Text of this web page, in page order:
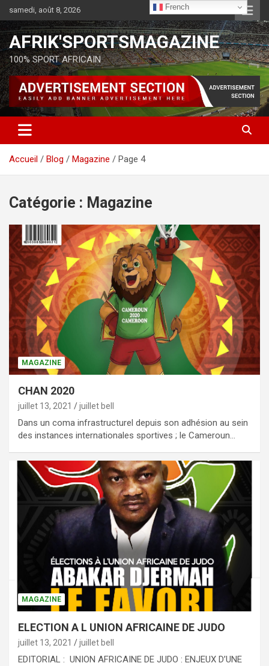
samedi, août 8, 2026
AFRIK'SPORTSMAGAZINE
100% SPORT AFRICAIN
Accueil Blog Magazine Page 4
Catégorie : Magazine
MAGAZINE
CHAN 2020
juillet 13, 2021 juillet bell
Dans un coma infrastructurel depuis son adhésion au sein
des instances internationales sportives ; le Cameroun…
MAGAZINE
ELECTION A L UNION AFRICAINE DE JUDO
juillet 13, 2021 juillet bell
EDITORIAL : UNION AFRICAINE DE JUDO : ENJEUX D’UNE
French